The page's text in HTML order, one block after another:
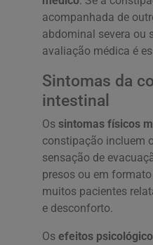
acompanhada de
abdominal severa ou
avaliação médica é
Sintomas da
intestinal
Os sintomas físicos
constipação incluem
sensação de
presos ou em
muitos pacientes
e desconforto.
Os efeitos